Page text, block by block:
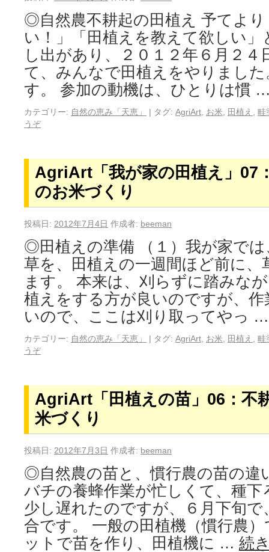
◎自然農不耕起の田植え 予てよ
い！」「田植えを教えて欲しい
し出があり、２０１２年６月２
て、みんなで田植えをやりまし
す。 参加の動機は、ひとりは慣
カテゴリー: 自然の恵み「天恵」 | タグ: AgriArt お米 田植え
畦
うぞ
AgriArt「我が家の田植え」07
のお米づくり
投稿日: 2012年7月4日 作成者: beeman
◎田植えの準備 （１）我が家で
草を、田植えの一週間ほど前に、
ます。 本来は、刈らずに踏みな
植えをする方が良いのですが、
いので、ここは刈り取ってやっ
カテゴリー: 自然の恵み「天恵」 | タグ: AgriArt お米 田植え
畦
うぞ
AgriArt「田植えの苗」06：不
米づくり
投稿日: 2012年7月3日 作成者: beeman
◎自然農の苗と、慣行農の苗の違
バチの養蜂作業が忙しくて、種下
少し遅れたのですが、６月下旬
合です。 一般の田植機（慣行農
ットで苗を作り、田植機に … 続